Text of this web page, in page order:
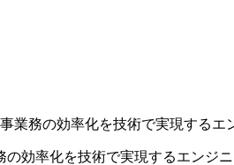
業務の効率化を技術で実現するエ
効率化を技術で実現するエンジニ